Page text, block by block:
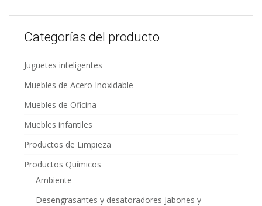
Categorías del producto
Juguetes inteligentes
Muebles de Acero Inoxidable
Muebles de Oficina
Muebles infantiles
Productos de Limpieza
Productos Químicos
Ambiente
Desengrasantes y desatoradores Jabones y